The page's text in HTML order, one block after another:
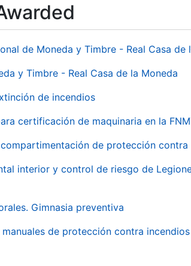
de Moneda y Timbre - Real Casa de
y Timbre - Real Casa de la Moneda
de incendios
certificación de maquinaria en la
de protección contra
interior y control de riesgo de
Gimnasia preventiva
de protección contra